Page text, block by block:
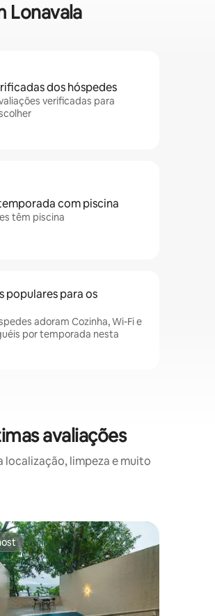
Lonavala
dos hóspedes
verificadas para
com piscina
têm piscina
populares para os
adoram Cozinha, Wi-Fi e
por temporada nesta
avaliações
localização, limpeza e muito